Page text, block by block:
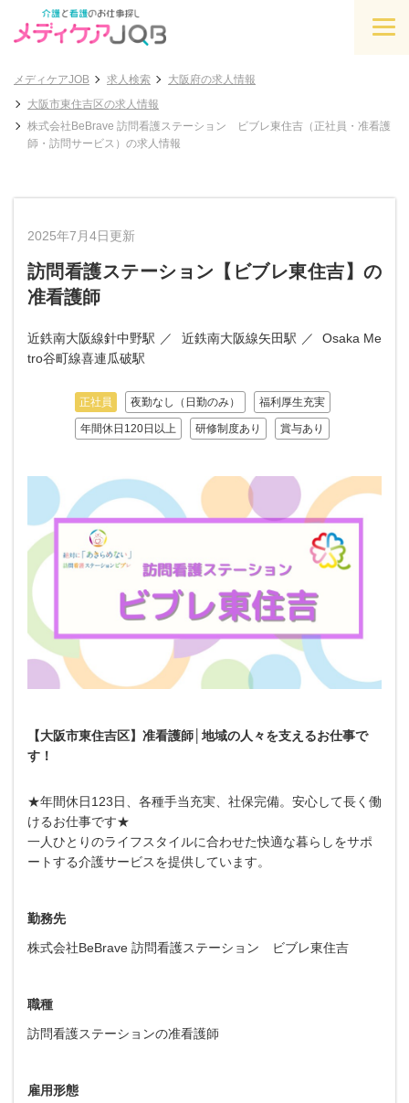
メディケアJOB 求人検索
大阪府の求人情報
大阪市東住吉区の求人情報
株式会社BeBrave 訪問看護ステーション ビブレ東住吉（正社員・准看護
師・訪問サービス）の求人情報
2025年7月4日更新
訪問看護ステーション【ビブレ東住吉】の
准看護師
近鉄南大阪線針中野駅 近鉄南大阪線矢田駅
Osaka Me
tro谷町線喜連瓜破駅
正社員 夜勤なし（日勤のみ） 福利厚生充実
年間休日120日以上 研修制度あり 賞与あり
【大阪市東住吉区】准看護師│地域の人々を支えるお仕事で
す！
★年間休日123日、各種手当充実、社保完備。安心して長く働
けるお仕事です★
一人ひとりのライフスタイルに合わせた快適な暮らしをサポ
ートする介護サービスを提供しています。
勤務先
株式会社BeBrave 訪問看護ステーション ビブレ東住吉
職種
訪問看護ステーションの准看護師
雇用形態